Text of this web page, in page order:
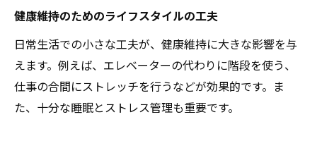
健康維持のためのライフスタイルの工夫
日常生活での小さな工夫が、健康維持に大きな影響を与
えます。例えば、エレベーターの代わりに階段を使う、
仕事の合間にストレッチを行うなどが効果的です。ま
た、十分な睡眠とストレス管理も重要です。